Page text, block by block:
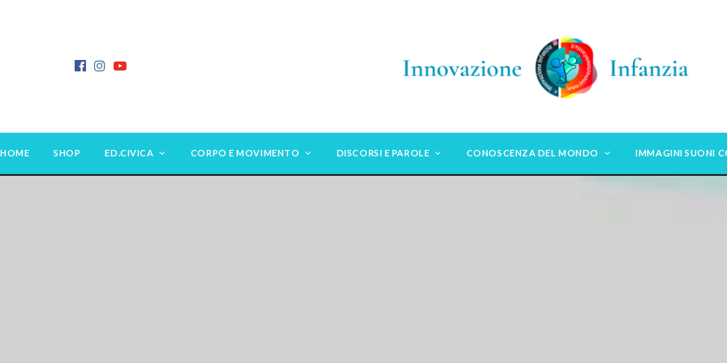
HOME SHOP ED.CIVICA CORPO E MOVIMENTO DISCORSI E PAROLE CONOSCENZA DEL MONDO IMMAGINI SUONI